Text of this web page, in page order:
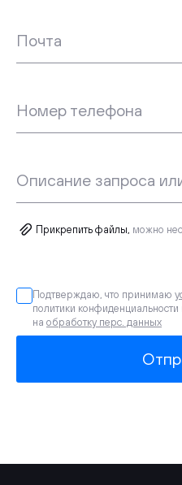
Почта
Номер телефона
Описание запроса
Прикрепить файлы, можно
Подтверждаю, что принимаю
политики конфиденциальности
на обработку перс. данных